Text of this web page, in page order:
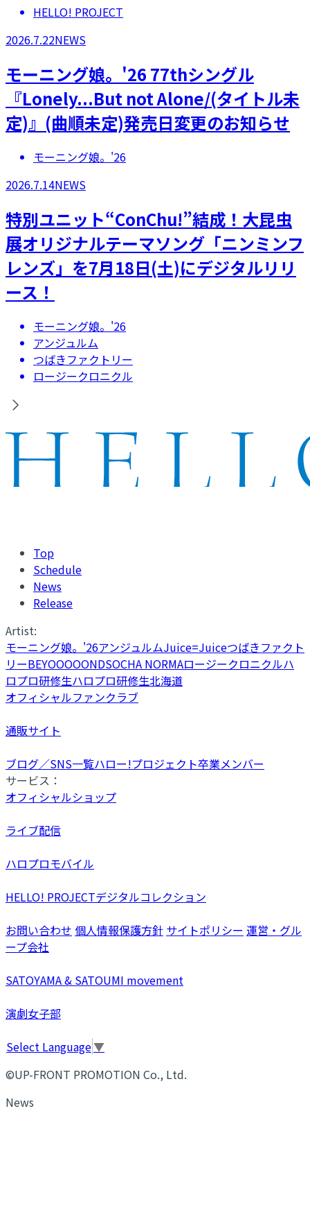
HELLO! PROJECT
2026.7.22NEWS
モーニング娘。'26 77thシングル
『Lonely...But not Alone/(タイトル未
定)』(曲順未定)発売日変更のお知らせ
モーニング娘。'26
2026.7.14NEWS
特別ユニット“ConChu!”結成！大昆虫
展オリジナルテーマソング「ニンミンフ
レンズ」を7月18日(土)にデジタルリリ
ース！
モーニング娘。'26
アンジュルム
つばきファクトリー
ロージークロニクル
Top
Schedule
News
Release
Artist:
モーニング娘。'26アンジュルムJuice=Juiceつばきファクト
リーBEYOOOOONDSOCHA NORMAロージークロニクルハ
ロプロ研修生ハロプロ研修生北海道
オフィシャルファンクラブ
通販サイト
ブログ／SNS一覧ハロー!プロジェクト卒業メンバー
サービス：
オフィシャルショップ
ライブ配信
ハロプロモバイル
HELLO! PROJECTデジタルコレクション
お問い合わせ 個人情報保護方針 サイトポリシー 運営・グル
ープ会社
SATOYAMA & SATOUMI movement
演劇女子部
Select Language▼
©UP-FRONT PROMOTION Co., Ltd.
News